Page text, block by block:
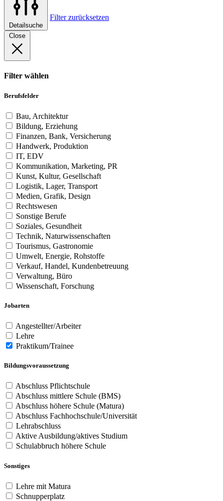
Detailsuche
Filter zurücksetzen
Close
Filter wählen
Berufsfelder
Bau, Architektur
Bildung, Erziehung
Finanzen, Bank, Versicherung
Handwerk, Produktion
IT, EDV
Kommunikation, Marketing, PR
Kunst, Kultur, Gesellschaft
Logistik, Lager, Transport
Medien, Grafik, Design
Rechtswesen
Sonstige Berufe
Soziales, Gesundheit
Technik, Naturwissenschaften
Tourismus, Gastronomie
Umwelt, Energie, Rohstoffe
Verkauf, Handel, Kundenbetreuung
Verwaltung, Büro
Wissenschaft, Forschung
Jobarten
Angestellter/Arbeiter
Lehre
Praktikum/Trainee
Bildungsvoraussetzung
Abschluss Pflichtschule
Abschluss mittlere Schule (BMS)
Abschluss höhere Schule (Matura)
Abschluss Fachhochschule/Universität
Lehrabschluss
Aktive Ausbildung/aktives Studium
Schulabbruch höhere Schule
Sonstiges
Lehre mit Matura
Schnupperplatz